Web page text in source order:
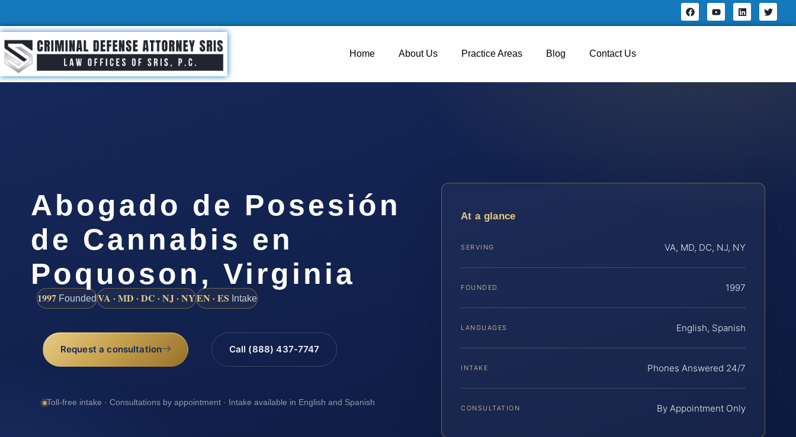
Home About Us Practice Areas Blog Contact Us
Abogado de Posesión
de Cannabis en
Poquoson, Virginia
1997 FoundedVA · MD · DC · NJ · NYEN · ES Intake
Request a consultation Call (888) 437-7747
Toll-free intake · Consultations by appointment · Intake available in English and Spanish
At a glance
SERVING VA, MD, DC, NJ, NY
FOUNDED 1997
LANGUAGES English, Spanish
INTAKE Phones Answered 24/7
CONSULTATION By Appointment Only